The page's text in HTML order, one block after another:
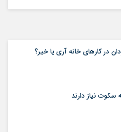
در کارهای خانه آری یا خیر؟
سکوت نیاز دارند